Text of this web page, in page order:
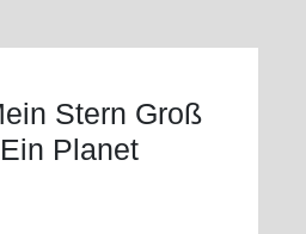
Stern Groß
Planet